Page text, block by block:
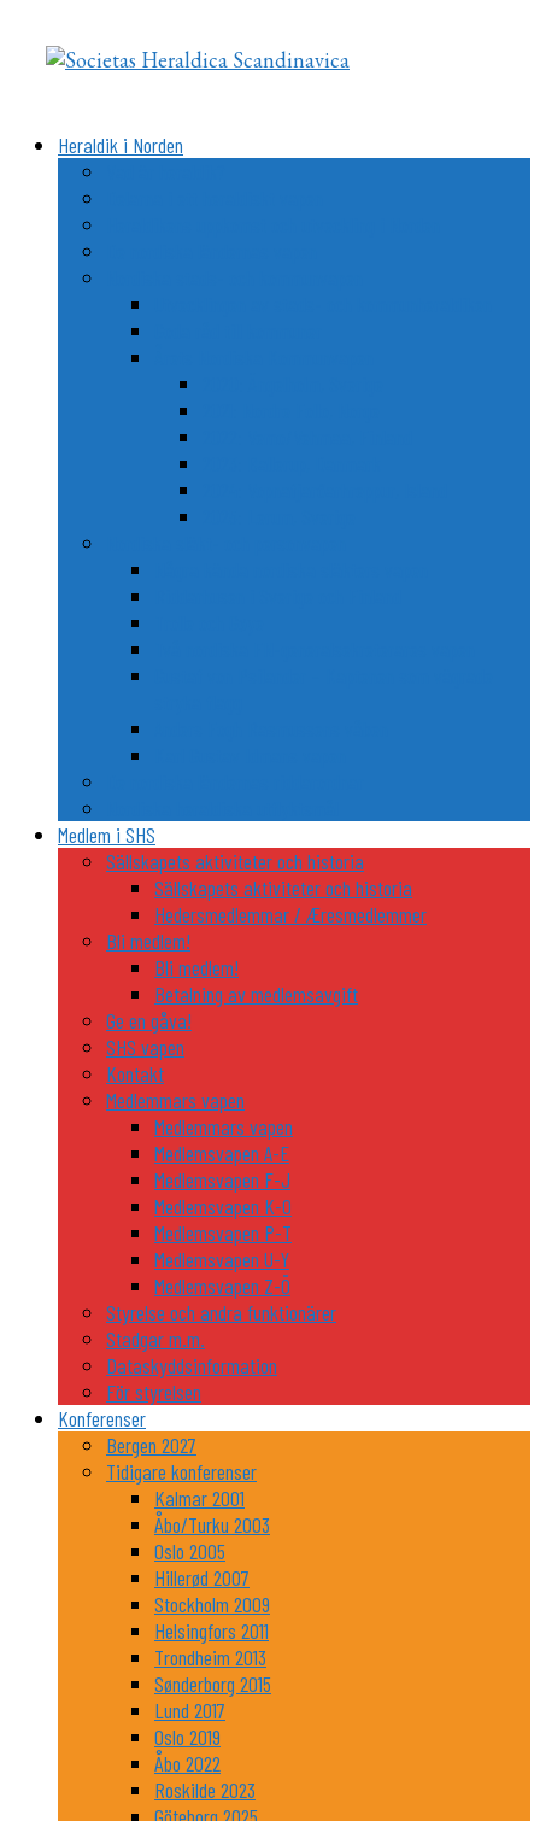
indhold
Heraldik i Norden
Medlem i SHS
Sällskapets aktiviteter och historia
Sällskapets aktiviteter och historia
Hedersmedlemmar / Æresmedlemmer
Bli medlem!
Bli medlem!
Betalning av medlemsavgift
Ge en gåva!
SHS vapen
Kontakt
Medlemmars vapen
Medlemmars vapen
Medlemsvapen A-E
Medlemsvapen F-J
Medlemsvapen K-O
Medlemsvapen P-T
Medlemsvapen U-Y
Medlemsvapen Z-Ö
Styrelse och andra funktionärer
Stadgar m.m.
Dataskyddsinformation
För styrelsen
Konferenser
Bergen 2027
Tidigare konferenser
Kalmar 2001
Åbo/Turku 2003
Oslo 2005
Hillerød 2007
Stockholm 2009
Helsingfors 2011
Trondheim 2013
Sønderborg 2015
Lund 2017
Oslo 2019
Åbo 2022
Roskilde 2023